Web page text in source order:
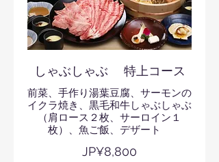
しゃぶしゃぶ 特上コース
前菜、手作り湯葉豆腐、サーモンの
イクラ焼き、黒毛和牛しゃぶしゃぶ
（肩ロース２枚、サーロイン１
枚）、魚ご飯、デザート
JP¥8,800